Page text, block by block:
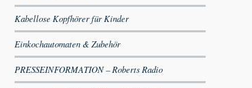
Kabellose Kopfhörer für Kinder
Einkochautomaten & Zubehör
PRESSEINFORMATION – Roberts Radio